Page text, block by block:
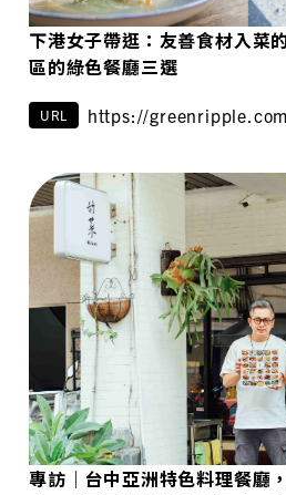
下港女子帶逛：友善食材入菜
區的綠色餐廳三選
URL https://
專訪｜台中亞洲特色料理餐廳